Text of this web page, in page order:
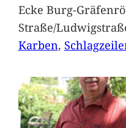
Ecke Burg-
Straße/
Karben,